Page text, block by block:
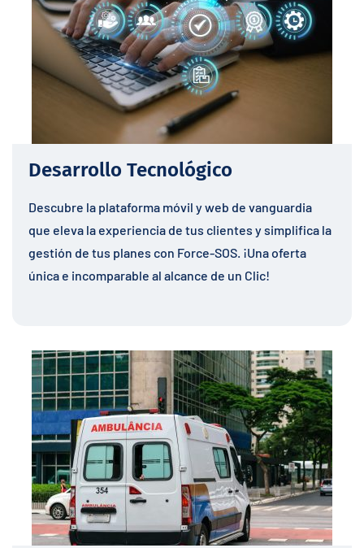
Desarrollo Tecnológico
Descubre la plataforma móvil y web de vanguardia
que eleva la experiencia de tus clientes y simplifica la
gestión de tus planes con Force-SOS. ¡Una oferta
única e incomparable al alcance de un Clic!